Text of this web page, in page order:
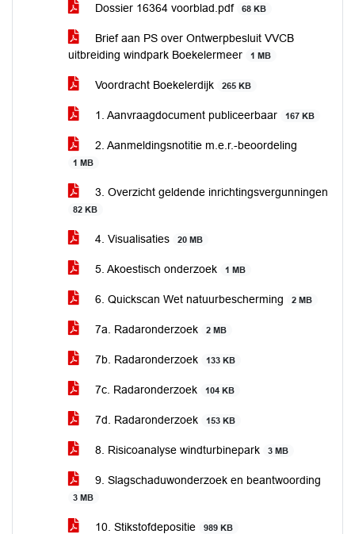
Dossier 16364 voorblad.pdf
68 KB
Brief aan PS over Ontwerpbesluit VVCB
uitbreiding windpark Boekelermeer
1 MB
Voordracht Boekelerdijk 265 KB
1. Aanvraagdocument publiceerbaar 167 KB
2. Aanmeldingsnotitie m.e.r.-beoordeling
1 MB
3. Overzicht geldende inrichtingsvergunningen
82 KB
4. Visualisaties 20 MB
5. Akoestisch onderzoek 1 MB
6. Quickscan Wet natuurbescherming 2 MB
7a. Radaronderzoek 2 MB
7b. Radaronderzoek 133 KB
7c. Radaronderzoek 104 KB
7d. Radaronderzoek 153 KB
8. Risicoanalyse windturbinepark 3 MB
9. Slagschaduwonderzoek en beantwoording
3 MB
10. Stikstofdepositie 989 KB